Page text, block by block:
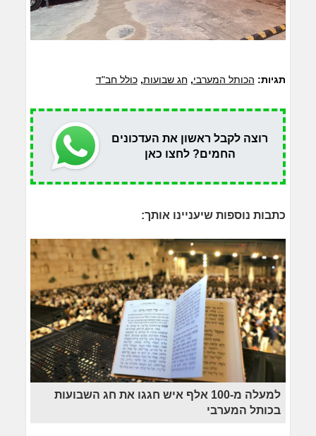
תגיות: הכותל המערבי,חג שבועות,כולל חב"ד
רוצה לקבל ראשון את העדכונים
החמים? לחצו כאן
כתבות נוספות שיעניינו אותך:
למעלה מ-100 אלף איש חגגו את חג השבועות
בכותל המערבי